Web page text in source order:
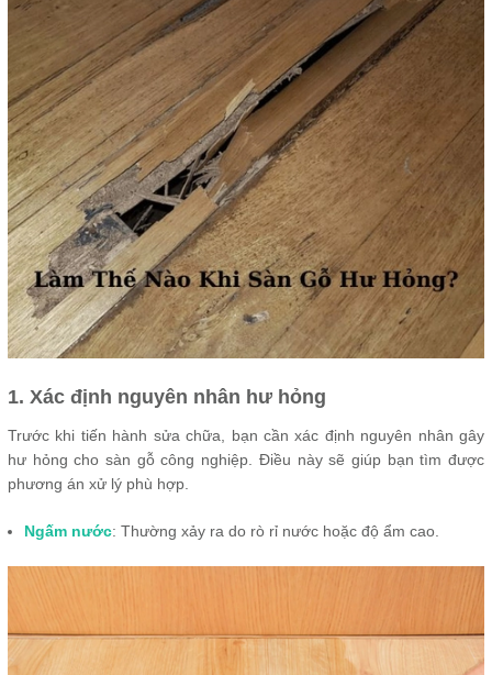
1. Xác định nguyên nhân hư hỏng
Trước khi tiến hành sửa chữa, bạn cần xác định nguyên nhân gây
hư hỏng cho sàn gỗ công nghiệp. Điều này sẽ giúp bạn tìm được
phương án xử lý phù hợp.
Ngấm nước: Thường xảy ra do rò rỉ nước hoặc độ ẩm cao.